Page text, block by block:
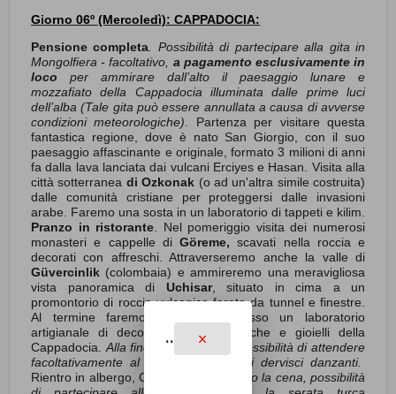
Giorno 06º (Mercoledì): CAPPADOCIA:
Pensione completa . Possibilità di partecipare alla gita in
Mongolfiera - facoltativo, a pagamento esclusivamente in
loco per ammirare dall’alto il paesaggio lunare e
mozzafiato della Cappadocia illuminata dalle prime luci
dell’alba (Tale gita può essere annullata a causa di avverse
condizioni meteorologiche) . Partenza per visitare questa
fantastica regione, dove è nato San Giorgio, con il suo
paesaggio affascinante e originale, formato 3 milioni di anni
fa dalla lava lanciata dai vulcani Erciyes e Hasan. Visita alla
città sotterranea di Ozkonak (o ad un'altra simile costruita)
dalle comunità cristiane per proteggersi dalle invasioni
arabe. Faremo una sosta in un laboratorio di tappeti e kilim.
Pranzo in ristorante . Nel pomeriggio visita dei numerosi
monasteri e cappelle di Göreme, scavati nella roccia e
decorati con affreschi. Attraverseremo anche la valle di
Güvercinlik (colombaia) e ammireremo una meravigliosa
vista panoramica di Uchisar, situato in cima a un
promontorio di roccia vulcanica forato da tunnel e finestre.
Al termine faremo una sosta presso un laboratorio
artigianale di decorazioni, pietre tipiche e gioielli della
Cappadocia. Alla fine della giornata, possibilità di attendere
facoltativamente al ballo spirituale dei dervisci danzanti.
Rientro in albergo, Cena.
In serata dopo la cena, possibilità
..